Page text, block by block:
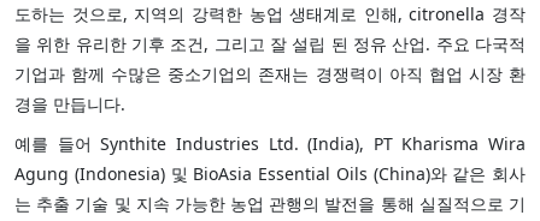
도하는 것으로, 지역의 강력한 농업 생태계로 인해, citronella 경작
을 위한 유리한 기후 조건, 그리고 잘 설립 된 정유 산업. 주요 다국적
기업과 함께 수많은 중소기업의 존재는 경쟁력이 아직 협업 시장 환
경을 만듭니다.
예를 들어 Synthite Industries Ltd. (India), PT Kharisma Wira
Agung (Indonesia) 및 BioAsia Essential Oils (China)와 같은 회사
는 추출 기술 및 지속 가능한 농업 관행의 발전을 통해 실질적으로 기